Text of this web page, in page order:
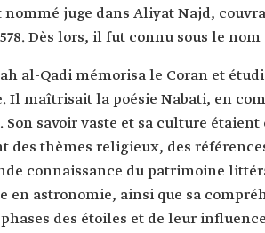
et astronome saoudien.
descriptive,
d'éloge,
élégiaque,
fraternelle.
juge dans Aliyat Najd,
Dès lors, il fut connu sous le nom
al-Qadi mémorisa le Coran et
Il maîtrisait la poésie Nabati, en
savoir vaste et sa culture
des thèmes religieux, des
connaissance du patrimoine
en astronomie, ainsi que sa
des étoiles et de leur